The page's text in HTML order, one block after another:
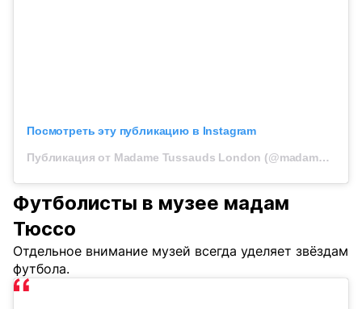
Посмотреть эту публикацию в Instagram
Публикация от Madame Tussauds London (@madametussauds)
Футболисты в музее мадам
Тюссо
Отдельное внимание музей всегда уделяет звёздам
футбола.